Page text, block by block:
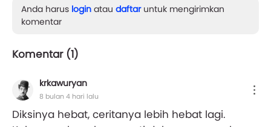
Anda harus login atau daftaruntuk mengirimkan
komentar
Komentar (1)
krkawuryan
8 bulan 4 hari lalu
Diksinya hebat, ceritanya lebih hebat lagi.